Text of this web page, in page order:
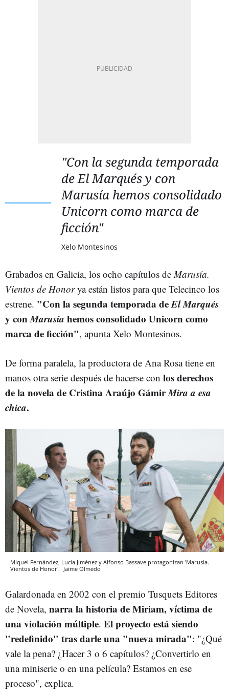
"Con la segunda temporada
de El Marquésy con
Marusía hemos consolidado
Unicorn como marca de
ficción"
Xelo Montesinos
Grabados en Galicia, los ocho capítulos de Marusía.
Vientos de Honorya están listos para que Telecinco los
estrene. "Con la segunda temporada deEl Marqués
y conMarusía hemos consolidado Unicorn como
marca de ficción", apunta Xelo Montesinos.
De forma paralela, la productora de Ana Rosa tiene en
manos otra serie después de hacerse con los derechos
de la novela de Cristina Araújo GámirMira a esa
chica.
Miquel Fernández, Lucía Jiménez y Alfonso Bassave protagonizan 'Marusía.
Vientos de Honor'. Jaime Olmedo
Galardonada en 2002 con el premio Tusquets Editores
de Novela, narra la historia de Miriam, víctima de
una violación múltiple. El proyecto está siendo
"redefinido" tras darle una "nueva mirada": "¿Qué
vale la pena? ¿Hacer 3 o 6 capítulos? ¿Convertirlo en
una miniserie o en una película? Estamos en ese
proceso", explica.